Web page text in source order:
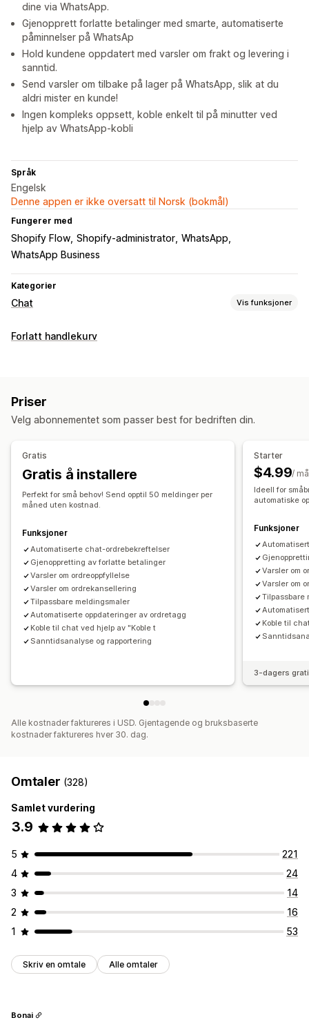
dine via WhatsApp.
Gjenopprett forlatte betalinger med smarte, automatiserte
påminnelser på WhatsAp
Hold kundene oppdatert med varsler om frakt og levering i
sanntid.
Send varsler om tilbake på lager på WhatsApp, slik at du
aldri mister en kunde!
Ingen kompleks oppsett, koble enkelt til på minutter ved
hjelp av WhatsApp-kobli
Språk
Engelsk
Denne appen er ikke oversatt til Norsk (bokmål)
Fungerer med
Shopify Flow Shopify-administrator WhatsApp
WhatsApp Business
Kategorier
Chat Vis funksjoner
Sanntidsmeldinger
Gjeninnhenting av handlekurv
Vanlige spørsmål
Produktanbefalinger
Bestillingsoppdateringer
Tilpasning
Farge og skrifttype Emojier og klistremerker
Chatvindu
Chattilordning
Forlatt handlekurv
Priser
Velg abonnementet som passer best for bedriften din.
Gratis
Gratis å installere
Perfekt for små behov! Send opptil 50 meldinger per
måned uten kostnad.
Funksjoner
Automatiserte chat-ordrebekreftelser
Gjenoppretting av forlatte betalinger
Varsler om ordreoppfyllelse
Varsler om ordrekansellering
Tilpassbare meldingsmaler
Automatiserte oppdateringer av ordretagg
Koble til chat ved hjelp av "Koble t
Sanntidsanalyse og rapportering
Starter
$4.99/
Ideell for
automatiske
Funksjoner
Varsler om
Varsler om
Tilpassbare
Koble til
3-dagers
Alle kostnader faktureres i USD. Gjentagende og bruksbaserte
kostnader faktureres hver 30. dag.
Omtaler (328)
Samlet vurdering
3.9
5
221
4
24
3
14
2
16
1
53
Skriv en omtale Alle omtaler
Bonai